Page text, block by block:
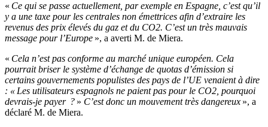
« Ce qui se passe actuellement, par exemple en Espagne, c’est qu’il
y a une taxe pour les centrales non émettrices afin d’extraire les
revenus des prix élevés du gaz et du CO2. C’est un très mauvais
message pour l’Europe », a averti M. de Miera.
« Cela n’est pas conforme au marché unique européen. Cela
pourrait briser le système d’échange de quotas d’émission si
certains gouvernements populistes des pays de l’UE venaient à dire
: « Les utilisateurs espagnols ne paient pas pour le CO2, pourquoi
devrais-je payer ? » C’est donc un mouvement très dangereux », a
déclaré M. de Miera.